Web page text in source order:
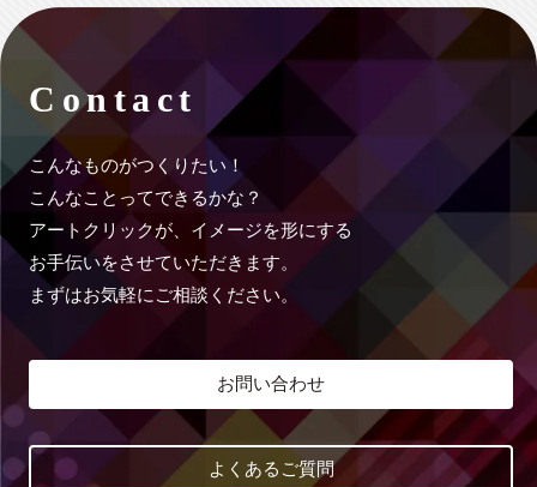
Contact
こんなものがつくりたい！
こんなことってできるかな？
アートクリックが、イメージを形にする
お手伝いをさせていただきます。
まずはお気軽にご相談ください。
お問い合わせ
よくあるご質問